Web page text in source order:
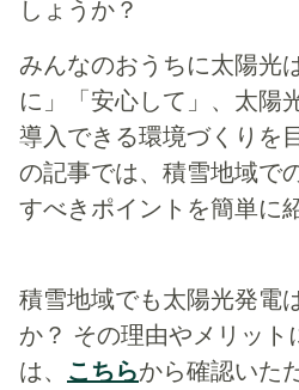
しょうか？
みんなのおうちに太陽光
に」「安心して」、太陽
導入できる環境づくりを
の記事では、積雪地域で
すべきポイントを簡単に
積雪地域でも太陽光発電
か？ その理由やメリッ
は、 こちらから確認いた